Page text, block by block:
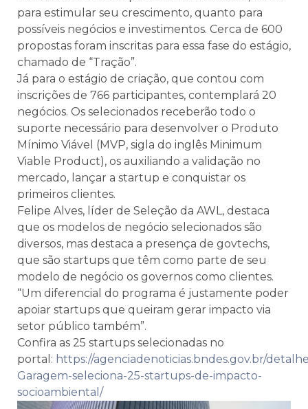
para estimular seu crescimento, quanto para
possíveis negócios e investimentos. Cerca de 600
propostas foram inscritas para essa fase do estágio,
chamado de “Tração”.
Já para o estágio de criação, que contou com
inscrições de 766 participantes, contemplará 20
negócios. Os selecionados receberão todo o
suporte necessário para desenvolver o Produto
Mínimo Viável (MVP, sigla do inglês Minimum
Viable Product), os auxiliando a validação no
mercado, lançar a startup e conquistar os
primeiros clientes.
Felipe Alves, líder de Seleção da AWL, destaca
que os modelos de negócio selecionados são
diversos, mas destaca a presença de govtechs,
que são startups que têm como parte de seu
modelo de negócio os governos como clientes.
“Um diferencial do programa é justamente poder
apoiar startups que queiram gerar impacto via
setor público também”.
Confira as 25 startups selecionadas no
portal: https://agenciadenoticias.bndes.gov.br/
Garagem-seleciona-25-startups-de-impacto-
socioambiental/